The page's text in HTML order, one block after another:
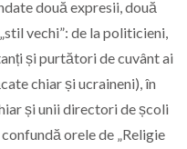
două expresii, două
vechi”: de la politicieni,
și purtători de cuvânt ai
chiar și ucraineni), în
și unii directori de școli
orele de „Religie